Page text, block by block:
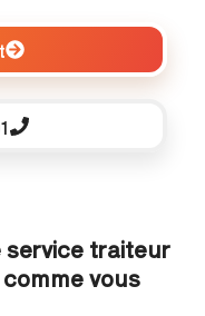
traiteur
vous